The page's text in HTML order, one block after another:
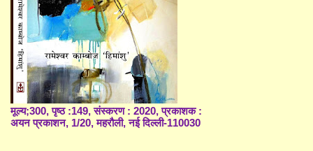
मूल्य;300, पृष्ठ :149, संस्करण : 2020, प्रकाशक :
अयन प्रकाशन, 1/20, महरौली, नई दिल्ली-110030